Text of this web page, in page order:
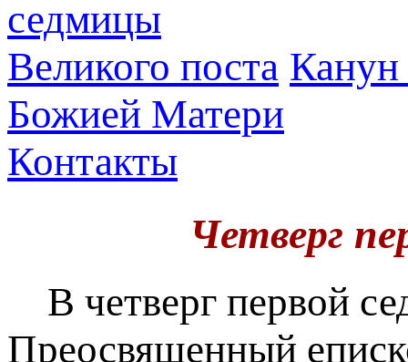
Канун
Божией Матери
Контакты
Четверг
В четверг первой
Преосвященный